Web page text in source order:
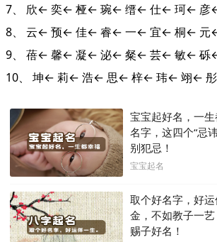
7、 欣← 奕← 桠← 琬← 缙← 仕← 珂← 彦
8、 云← 预← 佳← 睿← 一← 宜← 桐← 元
9、 蓓← 馨← 凝← 泌← 粲← 芸← 敏← 砾
10、 坤← 莉← 浩← 思← 梓← 玮← 翊←
宝宝起好名，一
名字，这四个“忌
别犯忌！
宝宝起名
取个好名字，好
金，不如教子一
赐子好名！